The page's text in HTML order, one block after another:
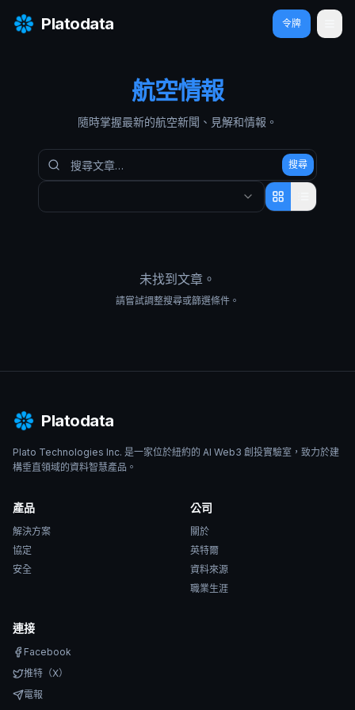
Platodata 令牌 開
航空情報
隨時掌握最新的航空新聞、見解和情報。
搜尋
未找到文章。
請嘗試調整搜尋或篩選條件。
Platodata
Plato Technologies Inc. 是一家位於紐約的 AI Web3 創投實驗室，致力於建
構垂直領域的資料智慧產品。
產品
解決方案
協定
安全
公司
關於
英特爾
資料來源
職業生涯
連接
Facebook
推特（X）
電報